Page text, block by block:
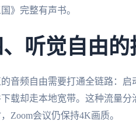
》完整有声书。
、听觉自由的
音频自由需要打通全链路：
载却走本地宽带。这种流量
Zoom会议仍保持4K画质。